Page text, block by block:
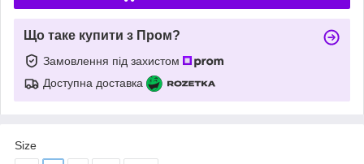
Що таке купити з Пром?
Замовлення під захистом
Доступна доставка
Size